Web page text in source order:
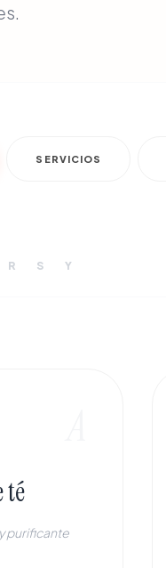
SERVICIOS
R S Y
té
purificante